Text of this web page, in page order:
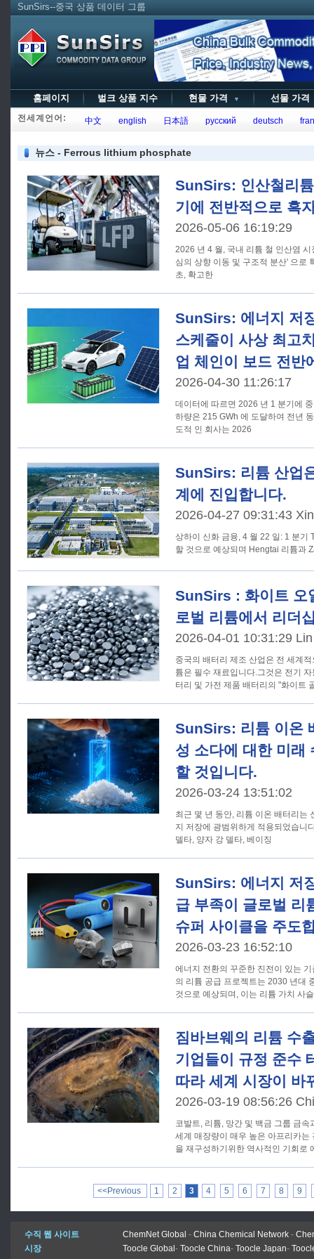
SunSirs--중국 상품 데이터 그룹
홈페이지 벌크 상품 지수 현물 가격 ▼ 선물 가
전세계언어: 中文 english 日本語 русский deutsch
뉴스 - Ferrous lithium phosphate
SunSirs: 인산철리
기에 전반적으로 흑
2026-05-06 16:19:29
2026 년 4 월, 국내 리튬 철 인산염
심의 상향 이동 및 구조적 분산' 으로 특
초, 확고한
SunSirs: 에너지 저
스케줄이 사상 최고
업 체인이 보드 전반
2026-04-30 11:26:17
데이터에 따르면 2026 년 1 분기에
하량은 215 GWh 에 도달하여 전년
도적 인 회사는 2026
SunSirs: 리튬 산업
계에 진입합니다.
2026-04-27 09:31:43
상하이 신화 금융, 4 월 22 일: 1 분기
할 것으로 예상되며 Hengtai 리튬과
SunSirs : 화이트 오
로벌 리튬에서 리더
2026-04-01 10:31:29
중국의 배터리 제조 산업은 전 세계
튬은 필수 재료입니다.그것은 전기
터리 및 가전 제품 배터리의 "화이트
SunSirs: 리튬 이온
성 소다에 대한 미래
할 것입니다.
2026-03-24 13:51:02
최근 몇 년 동안, 리튬 이온 배터리는
지 저장에 광범위하게 적용되었습니
델타, 양자 강 델타, 베이징
SunSirs: 에너지 저
급 부족이 글로벌 리
슈퍼 사이클을 주도
2026-03-23 16:52:10
에너지 전환의 꾸준한 진전이 있는
의 리튬 공급 프로젝트는 2030 년대
것으로 예상되며, 이는 리튬 가치 사슬
짐바브웨의 리튬 수
기업들이 규정 준수
따라 세계 시장이 바
2026-03-19 08:56:26
코발트, 리튬, 망간 및 백금 그룹 금
세계 매장량이 매우 높은 아프리카는
을 재구성하기위한 역사적인 기회로
<<Previous 1 2 3 4 5 6 7 8 9
수직 웹 사이트 ChemNet Global - China Chemical Network -
시장
Toocle Global - Toocle China- Toocle Japan-